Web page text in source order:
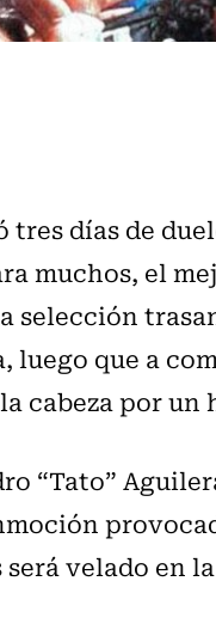
días de
muchos, el
selección
que a
cabeza por un
“Tato”
velado en